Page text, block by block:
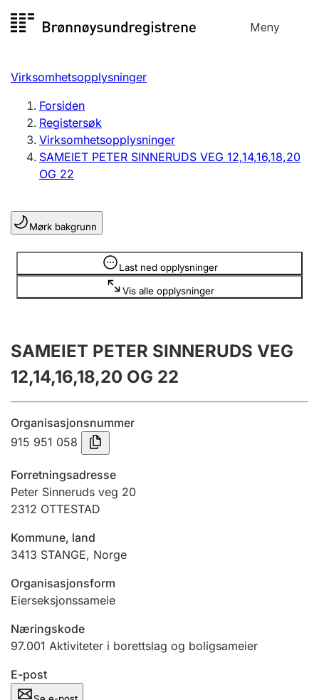
til
Meny
Registersøk
Aksjeselskap
Enkeltpersonforetak
Registrere, endre, slette
Lag og forening
Registrere, endre, slette
Flere organisasjonsformer
Årsregnskap
Innsending og forsinkelsesgebyr
Tinglysing
Jeger
Betaling og jegeravgiftskort
Ektepaktveileder
Offentlig sektor
Andre tema
Virksomhetsopplysninger
Forsiden
Registersøk
Virksomhetsopplysninger
SAMEIET PETER SINNERUDS VEG 12,14,16,18,20
OG 22
Mørk bakgrunn
Last ned opplysninger
Vis alle opplysninger
Opplysninger er skjult
SAMEIET PETER SINNERUDS VEG
12,14,16,18,20 OG 22
Organisasjonsnummer
915 951 058
Forretningsadresse
Peter Sinneruds veg 20
2312 OTTESTAD
Kommune, land
3413 STANGE, Norge
Organisasjonsform
Eierseksjonssameie
Næringskode
97.001 Aktiviteter i borettslag og boligsameier
E-post